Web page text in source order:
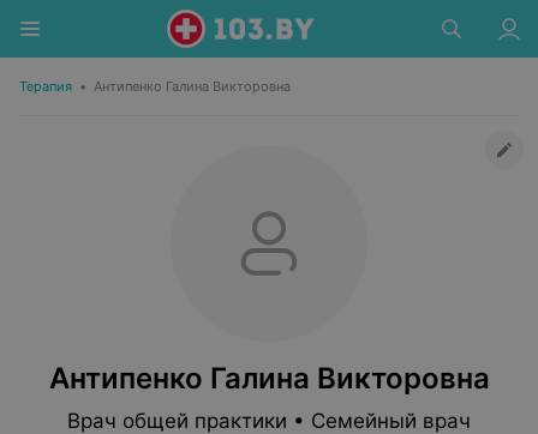
Терапия • Антипенко Галина Викторовна
Антипенко Галина Викторовна
Врач общей практики • Семейный врач